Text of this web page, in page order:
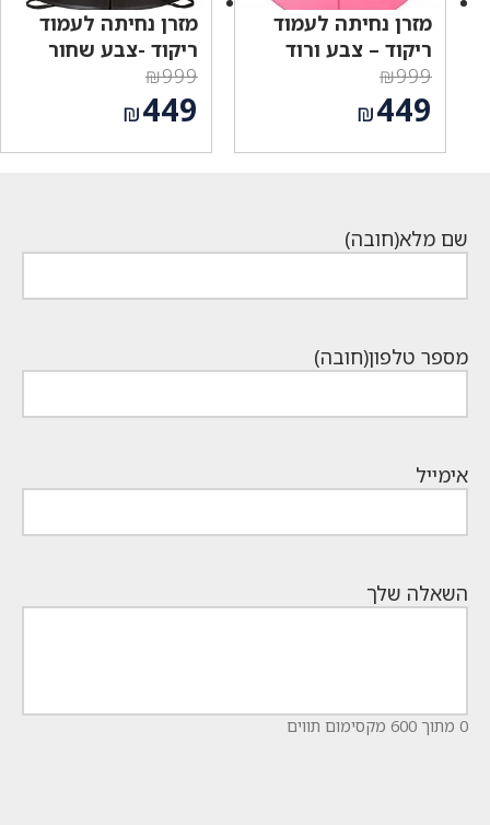
מזרן נחיתה לעמוד
ריקוד – צבע ורוד
₪999
המחיר
המקורי
היה:
₪449
מזרן נחיתה לעמוד
ריקוד -צבע שחור
₪999
המחיר
המקורי
היה:
₪449
שם מלא(חובה)
מספר טלפון(חובה)
אימייל
השאלה שלך
0 מתוך 600 מקסימום תווים